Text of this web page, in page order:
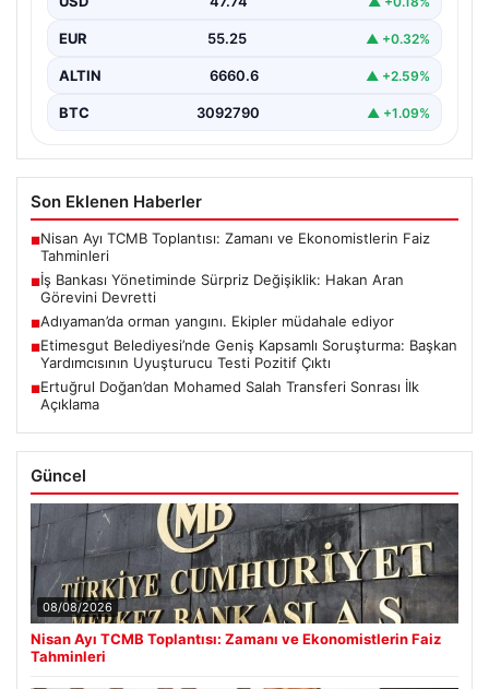
Türkiye'nin köklü bankalarından İş Bankası'nda yönetim
Bankanın uzun…
EUR 55.25 ▲ +0.32%
ALTIN 6660.6 ▲ +2.59%
BTC 3092790 ▲ +1.09%
Son Eklenen Haberler
■Nisan Ayı TCMB Toplantısı: Zamanı ve Ekonomistlerin Faiz
Tahminleri
■İş Bankası Yönetiminde Sürpriz Değişiklik: Hakan Aran
Görevini Devretti
■Adıyaman’da orman yangını. Ekipler müdahale ediyor
■Etimesgut Belediyesi’nde Geniş Kapsamlı Soruşturma: Başkan
Yardımcısının Uyuşturucu Testi Pozitif Çıktı
■Ertuğrul Doğan’dan Mohamed Salah Transferi Sonrası İlk
Açıklama
Güncel
08/08/2026
Nisan Ayı TCMB Toplantısı: Zamanı ve Ekonomistlerin Faiz
Tahminleri